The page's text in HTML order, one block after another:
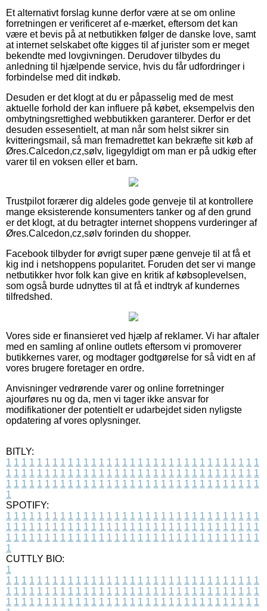
Et alternativt forslag kunne derfor være at se om online
forretningen er verificeret af e-mærket, eftersom det kan
være et bevis på at netbutikken følger de danske love, samt
at internet selskabet ofte kigges til af jurister som er meget
bekendte med lovgivningen. Derudover tilbydes du
anledning til hjælpende service, hvis du får udfordringer i
forbindelse med dit indkøb.
Desuden er det klogt at du er påpasselig med de mest
aktuelle forhold der kan influere på købet, eksempelvis den
ombytningsrettighed webbutikken garanterer. Derfor er det
desuden essesentielt, at man når som helst sikrer sin
kvitteringsmail, så man fremadrettet kan bekræfte sit køb af
Øres.Calcedon,cz,sølv, ligegyldigt om man er på udkig efter
varer til en voksen eller et barn.
Trustpilot forærer dig aldeles gode genveje til at kontrollere
mange eksisterende konsumenters tanker og af den grund
er det klogt, at du betragter internet shoppens vurderinger af
Øres.Calcedon,cz,sølv forinden du shopper.
Facebook tilbyder for øvrigt super pæne genveje til at få et
kig ind i netshoppens popularitet. Foruden det ser vi mange
netbutikker hvor folk kan give en kritik af købsoplevelsen,
som også burde udnyttes til at få et indtryk af kundernes
tilfredshed.
Vores side er finansieret ved hjælp af reklamer. Vi har aftaler
med en samling af online outlets eftersom vi promoverer
butikkernes varer, og modtager godtgørelse for så vidt en af
vores brugere foretager en ordre.
Anvisninger vedrørende varer og online forretninger
ajourføres nu og da, men vi tager ikke ansvar for
modifikationer der potentielt er udarbejdet siden nyligste
opdatering af vores oplysninger.
BITLY:
1 1 1 1 1 1 1 1 1 1 1 1 1 1 1 1 1 1 1 1 1 1 1 1 1 1 1 1 1 1 1 1 1
1 1 1 1 1 1 1 1 1 1 1 1 1 1 1 1 1 1 1 1 1 1 1 1 1 1 1 1 1 1 1 1 1
1 1 1 1 1 1 1 1 1 1 1 1 1 1 1 1 1 1 1 1 1 1 1 1 1 1 1 1 1 1 1 1 1
1
SPOTIFY:
1 1 1 1 1 1 1 1 1 1 1 1 1 1 1 1 1 1 1 1 1 1 1 1 1 1 1 1 1 1 1 1 1
1 1 1 1 1 1 1 1 1 1 1 1 1 1 1 1 1 1 1 1 1 1 1 1 1 1 1 1 1 1 1 1 1
1 1 1 1 1 1 1 1 1 1 1 1 1 1 1 1 1 1 1 1 1 1 1 1 1 1 1 1 1 1 1 1 1
1
CUTTLY BIO:
1
1 1 1 1 1 1 1 1 1 1 1 1 1 1 1 1 1 1 1 1 1 1 1 1 1 1 1 1 1 1 1 1 1
1 1 1 1 1 1 1 1 1 1 1 1 1 1 1 1 1 1 1 1 1 1 1 1 1 1 1 1 1 1 1 1 1
1 1 1 1 1 1 1 1 1 1 1 1 1 1 1 1 1 1 1 1 1 1 1 1 1 1 1 1 1 1 1 1 1